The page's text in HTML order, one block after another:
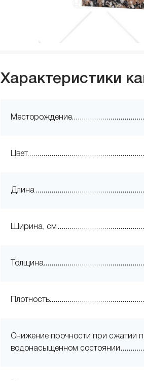
Характеристики
Месторождение
Цвет
Длина
Ширина, см
Толщина
Плотность
Снижение прочности при сжатии
водонасыщенном состоянии